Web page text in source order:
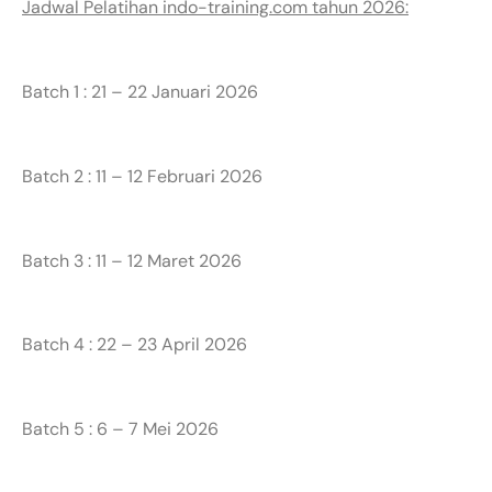
Jadwal Pelatihan indo-training.com tahun 2026:
Batch 1 : 21 – 22 Januari 2026
Batch 2 : 11 – 12 Februari 2026
Batch 3 : 11 – 12 Maret 2026
Batch 4 : 22 – 23 April 2026
Batch 5 : 6 – 7 Mei 2026